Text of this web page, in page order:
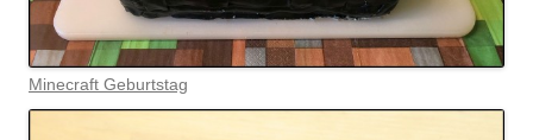
Minecraft Geburtstag